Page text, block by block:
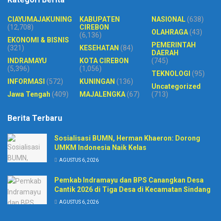
CIAYUMAJAKUNING
(12,708)
EKONOMI & BISNIS
(321)
INDRAMAYU
(5,396)
INFORMASI (572)
Jawa Tengah (409)
KABUPATEN
CIREBON
(6,136)
KESEHATAN (84)
KOTA CIREBON
(1,056)
KUNINGAN (136)
MAJALENGKA(67)
NASIONAL(638)
OLAHRAGA(43)
PEMERINTAH
DAERAH
(745)
TEKNOLOGI (95)
Uncategorized
(713)
Berita Terbaru
Sosialisasi BUMN, Herman Khaeron: Dorong
UMKM Indonesia Naik Kelas
AGUSTUS 6, 2026
Pemkab Indramayu dan BPS Canangkan Desa
Cantik 2026 di Tiga Desa di Kecamatan Sindang
AGUSTUS 6, 2026